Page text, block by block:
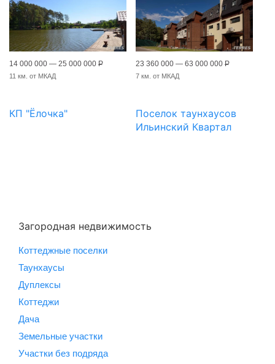
14 000 000 — 25 000 000 Р
11 км. от МКАД
КП "Ёлочка"
23 360 000 — 63 000 000 Р
7 км. от МКАД
Поселок таунхаусов
Ильинский Квартал
Загородная недвижимость
Коттеджные поселки
Таунхаусы
Дуплексы
Коттеджи
Дача
Земельные участки
Участки без подряда